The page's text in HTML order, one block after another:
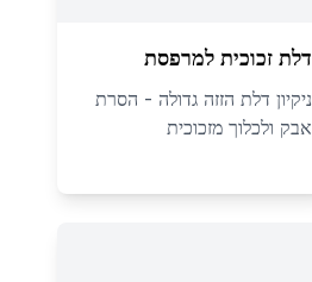
דלת זכוכית למרפסת
ניקיון דלת הזזה גדולה - הסרת
אבק ולכלוך מזכוכית